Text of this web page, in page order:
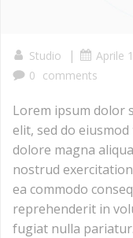
Studio | Aprile
0 comments
Lorem ipsum dolor
elit, sed do
dolore magna
nostrud
ea commodo
reprehenderit in
fugiat nulla